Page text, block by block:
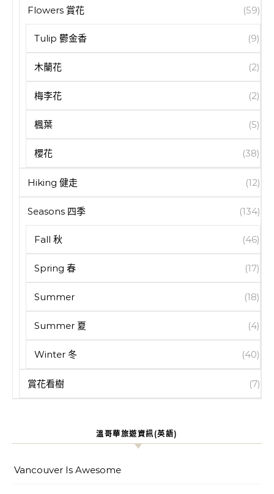
Flowers 賞花 (59)
Tulip 鬱金香 (9)
木蘭花 (2)
梅李花 (2)
楓葉 (5)
櫻花 (38)
Hiking 健走 (12)
Seasons 四季 (134)
Fall 秋 (46)
Spring 春 (17)
Summer (18)
Summer 夏 (4)
Winter 冬 (40)
賞花看樹 (7)
溫哥華旅遊資訊(英語)
Vancouver Is Awesome